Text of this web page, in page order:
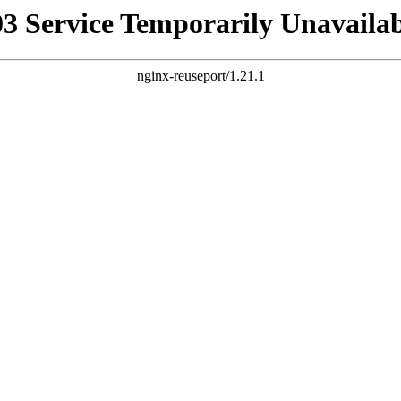
Service Temporarily
nginx-reuseport/1.21.1